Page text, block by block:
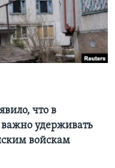
что в
удерживать
войскам